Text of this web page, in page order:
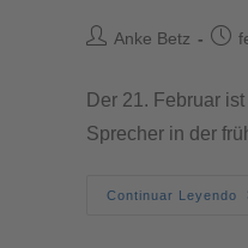
Anke Betz
Der 21. Februar
Sprecher in der
Continuar Leyendo